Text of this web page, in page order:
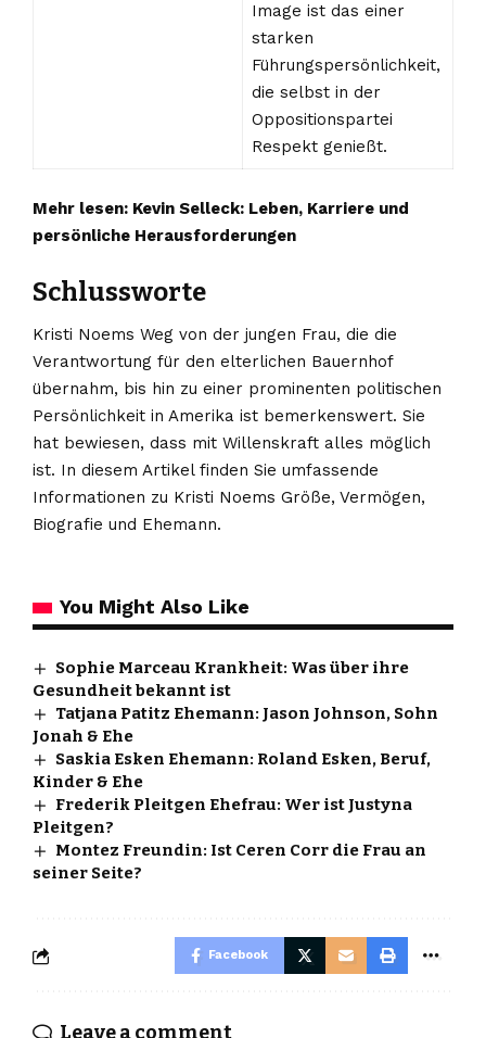
Image ist das einer
starken
Führungspersönlichkeit,
die selbst in der
Oppositionspartei
Respekt genießt.
Mehr lesen: Kevin Selleck: Leben, Karriere und
persönliche Herausforderungen
Schlussworte
Kristi Noems Weg von der jungen Frau, die die
Verantwortung für den elterlichen Bauernhof
übernahm, bis hin zu einer prominenten politischen
Persönlichkeit in Amerika ist bemerkenswert. Sie
hat bewiesen, dass mit Willenskraft alles möglich
ist. In diesem Artikel finden Sie umfassende
Informationen zu Kristi Noems Größe, Vermögen,
Biografie und Ehemann.
You Might Also Like
Sophie Marceau Krankheit: Was über ihre
Gesundheit bekannt ist
Tatjana Patitz Ehemann: Jason Johnson, Sohn
Jonah & Ehe
Saskia Esken Ehemann: Roland Esken, Beruf,
Kinder & Ehe
Frederik Pleitgen Ehefrau: Wer ist Justyna
Pleitgen?
Montez Freundin: Ist Ceren Corr die Frau an
seiner Seite?
Facebook
Leave a comment